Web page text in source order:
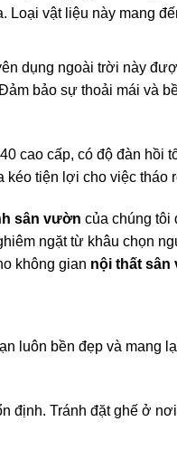
Loại vật liệu này mang
dụng ngoài trời này
bảo sự thoải mái và
cao cấp, có độ đàn hồi
kéo tiện lợi cho việc tháo
sân vườn của chúng tôi
ngặt từ khâu chọn
không gian nội thất sân
luôn bền đẹp và mang
định. Tránh đặt ghế ở